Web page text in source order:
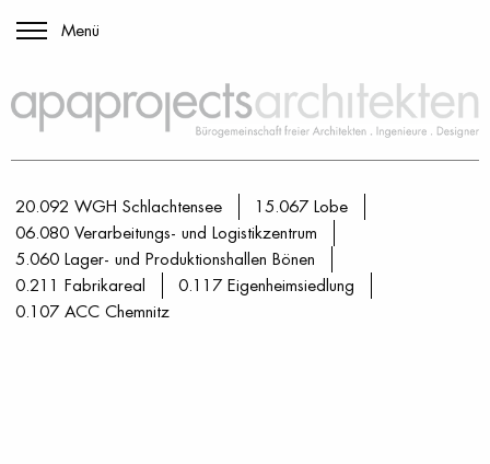
Menü
springen
20.092 WGH Schlachtensee
15.067 Lobe
06.080 Verarbeitungs- und Logistikzentrum
5.060 Lager- und Produktionshallen Bönen
0.211 Fabrikareal
0.117 Eigenheimsiedlung
0.107 ACC Chemnitz